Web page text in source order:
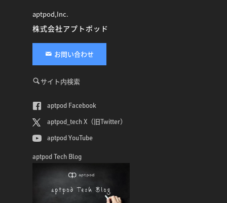
aptpod,Inc.
株式会社アプトポッド
お問い合わせ
サイト内検索
aptpod Facebook
aptpod_tech X（旧Twitter）
aptpod YouTube
aptpod Tech Blog